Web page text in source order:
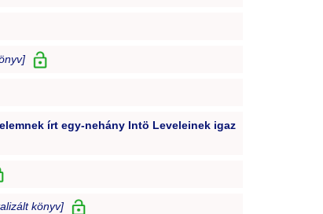
írt egy-nehány Intö Leveleinek igaz
könyv]